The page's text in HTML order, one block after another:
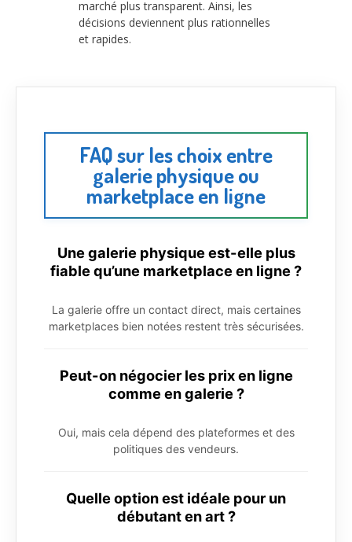
marché plus transparent. Ainsi, les
décisions deviennent plus rationnelles
et rapides.
FAQ sur les choix entre
galerie physique ou
marketplace en ligne
Une galerie physique est-elle plus
fiable qu’une marketplace en ligne ?
La galerie offre un contact direct, mais certaines
marketplaces bien notées restent très sécurisées.
Peut-on négocier les prix en ligne
comme en galerie ?
Oui, mais cela dépend des plateformes et des
politiques des vendeurs.
Quelle option est idéale pour un
débutant en art ?